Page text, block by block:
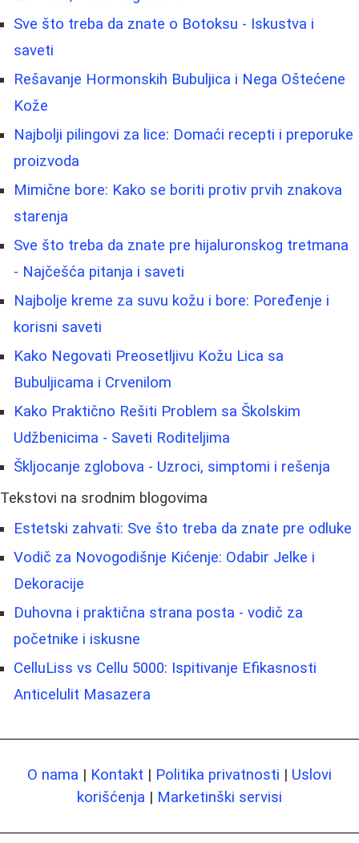
Sve što treba da znate o Botoksu - Iskustva i
saveti
Rešavanje Hormonskih Bubuljica i Nega Oštećene
Kože
Najbolji pilingovi za lice: Domaći recepti i preporuke
proizvoda
Mimične bore: Kako se boriti protiv prvih znakova
starenja
Sve što treba da znate pre hijaluronskog tretmana
- Najčešća pitanja i saveti
Najbolje kreme za suvu kožu i bore: Poređenje i
korisni saveti
Kako Negovati Preosetljivu Kožu Lica sa
Bubuljicama i Crvenilom
Kako Praktično Rešiti Problem sa Školskim
Udžbenicima - Saveti Roditeljima
Škljocanje zglobova - Uzroci, simptomi i rešenja
Tekstovi na srodnim blogovima
Estetski zahvati: Sve što treba da znate pre odluke
Vodič za Novogodišnje Kićenje: Odabir Jelke i
Dekoracije
Duhovna i praktična strana posta - vodič za
početnike i iskusne
CelluLiss vs Cellu 5000: Ispitivanje Efikasnosti
Anticelulit Masazera
O nama | Kontakt | Politika privatnosti | Uslovi
korišćenja | Marketinški servisi